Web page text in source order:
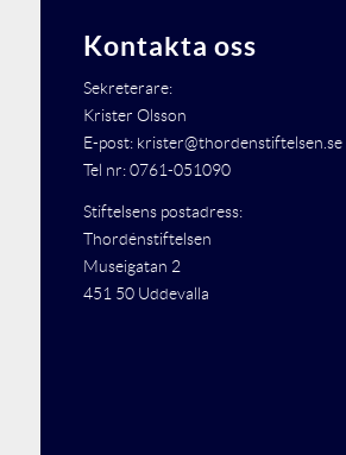
Kontakta oss
Sekreterare:
Krister Olsson
E-post: krister@thordenstiftelsen.se
Tel nr: 0761-051090
Stiftelsens postadress:
Thordénstiftelsen
Museigatan 2
451 50 Uddevalla